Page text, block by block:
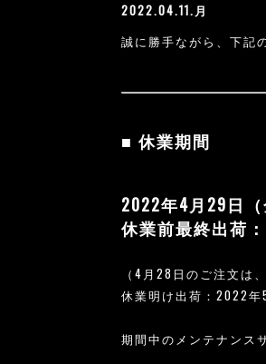
2022.04.11.月
誠に勝手ながら、下記
■ 休業期間
2022年4月29日
休業前最終出荷
（4月28日のご注文は
休業明け出荷：2022年
期間中のメンテナンス